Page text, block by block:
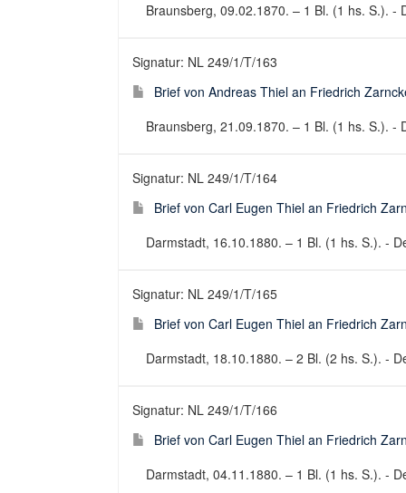
Braunsberg, 09.02.1870. – 1 Bl. (1 hs. S.). -
Signatur: NL 249/1/T/163
Brief von Andreas Thiel an Friedrich
Braunsberg, 21.09.1870. – 1 Bl. (1 hs. S.). -
Signatur: NL 249/1/T/164
Brief von Carl Eugen Thiel an Friedrich
Darmstadt, 16.10.1880. – 1 Bl. (1 hs. S.). -
Signatur: NL 249/1/T/165
Brief von Carl Eugen Thiel an Friedrich
Darmstadt, 18.10.1880. – 2 Bl. (2 hs. S.). -
Signatur: NL 249/1/T/166
Brief von Carl Eugen Thiel an Friedrich
Darmstadt, 04.11.1880. – 1 Bl. (1 hs. S.). -